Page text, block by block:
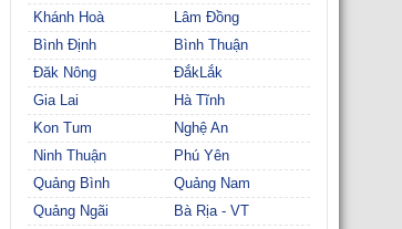
Khánh Hoà
Lâm Đồng
Bình Định
Bình Thuận
Đăk Nông
ĐắkLắk
Gia Lai
Hà Tĩnh
Kon Tum
Nghệ An
Ninh Thuận
Phú Yên
Quảng Bình
Quảng Nam
Quảng Ngãi
Bà Rịa - VT